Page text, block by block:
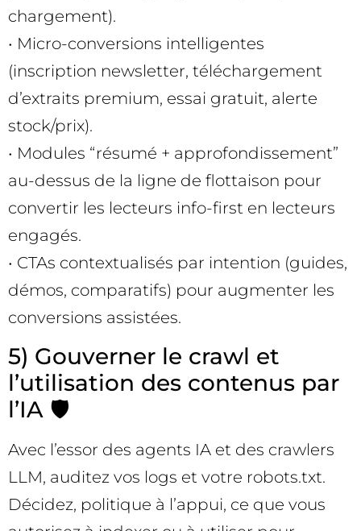
chargement).
• Micro-conversions intelligentes
(inscription newsletter, téléchargement
d’extraits premium, essai gratuit, alerte
stock/prix).
• Modules “résumé + approfondissement”
au-dessus de la ligne de flottaison pour
convertir les lecteurs info-first en lecteurs
engagés.
• CTAs contextualisés par intention (guides,
démos, comparatifs) pour augmenter les
conversions assistées.
5) Gouverner le crawl et
l’utilisation des contenus par
l’IA 🛡️
Avec l’essor des agents IA et des crawlers
LLM, auditez vos logs et votre robots.txt.
Décidez, politique à l’appui, ce que vous